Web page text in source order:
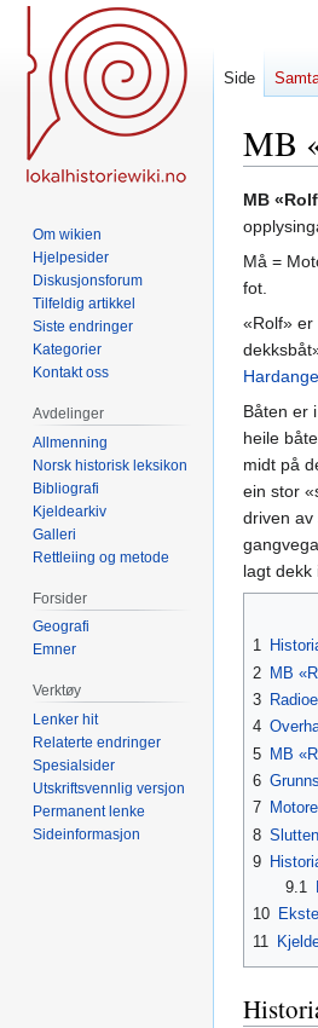
MB
Hopp
til
navigering
Hopp
til
søk
MB
Må =
fot.
«Rolf» er
Båten er
heile
midt på
ein stor
driven av
lagt dekk
1
2 MB
3
4
5 MB
6
7
8 Slutten
9
9.1
10
11
Side
Om wikien
Hjelpesider
Diskusjonsforum
Tilfeldig artikkel
Siste endringer
Kategorier
Kontakt oss
Avdelinger
Allmenning
Norsk historisk leksikon
Bibliografi
Kjeldearkiv
Galleri
Rettleiing og metode
Forsider
Geografi
Emner
Verktøy
Lenker hit
Relaterte endringer
Spesialsider
Utskriftsvennlig versjon
Permanent lenke
Sideinformasjon